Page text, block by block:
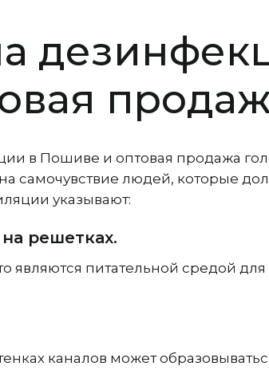
в Пошиве и оптовая продажа
самочувствие людей, которые
указывают:
решетках.
являются питательной средой
каналов может